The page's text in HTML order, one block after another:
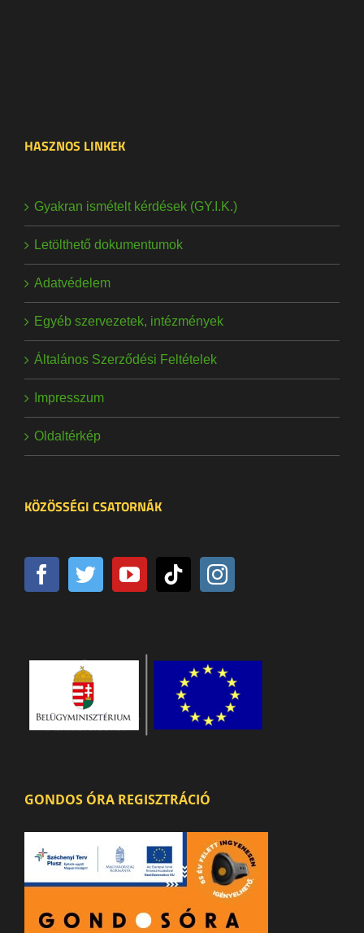
HASZNOS LINKEK
Gyakran ismételt kérdések (GY.I.K.)
Letölthető dokumentumok
Adatvédelem
Egyéb szervezetek, intézmények
Általános Szerződési Feltételek
Impresszum
Oldaltérkép
KÖZÖSSÉGI CSATORNÁK
GONDOS ÓRA REGISZTRÁCIÓ